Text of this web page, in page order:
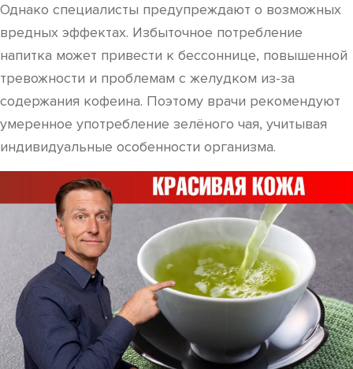
Однако специалисты предупреждают о возможных
вредных эффектах. Избыточное потребление
напитка может привести к бессоннице, повышенной
тревожности и проблемам с желудком из-за
содержания кофеина. Поэтому врачи рекомендуют
умеренное употребление зелёного чая, учитывая
индивидуальные особенности организма.